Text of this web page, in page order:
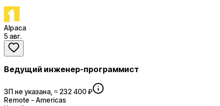
Alpaca
5 авг.
Ведущий инженер-программист
ЗП не указана, ≈ 232 400 ₽
Remote - Americas